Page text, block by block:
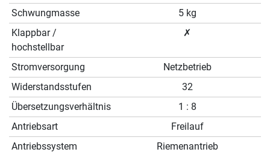
Schwungmasse
5 kg
Klappbar /
hochstellbar
✗
Stromversorgung
Netzbetrieb
Widerstandsstufen
32
Übersetzungsverhältnis
1 : 8
Antriebsart
Freilauf
Antriebssystem
Riemenantrieb